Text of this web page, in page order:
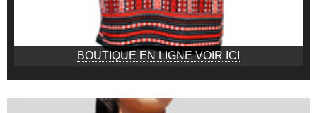
BOUTIQUE EN LIGNE VOIR ICI